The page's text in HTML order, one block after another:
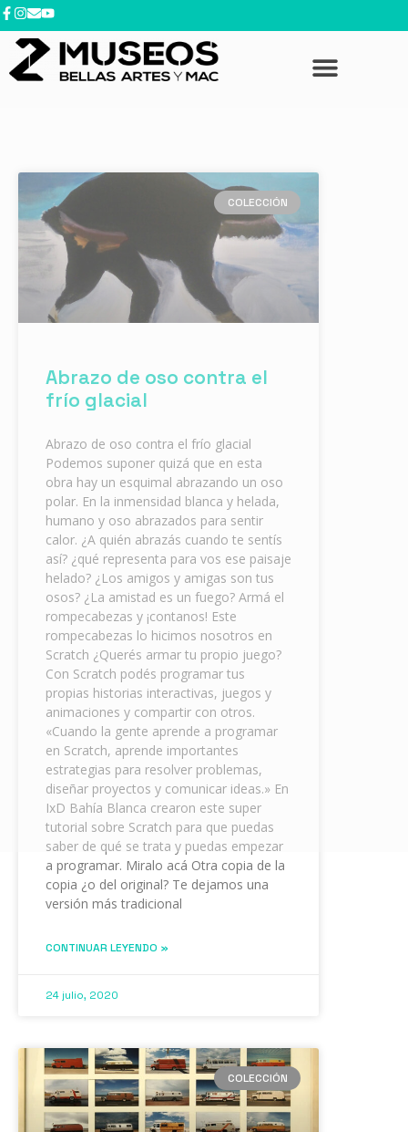
COLECCIÓN
Abrazo de oso contra el
frío glacial
Abrazo de oso contra el frío glacial
Podemos suponer quizá que en esta
obra hay un esquimal abrazando un oso
polar. En la inmensidad blanca y helada,
humano y oso abrazados para sentir
calor. ¿A quién abrazás cuando te sentís
así? ¿qué representa para vos ese paisaje
helado? ¿Los amigos y amigas son tus
osos? ¿La amistad es un fuego? Armá el
rompecabezas y ¡contanos! Este
rompecabezas lo hicimos nosotros en
Scratch ¿Querés armar tu propio juego?
Con Scratch podés programar tus
propias historias interactivas, juegos y
animaciones y compartir con otros.
«Cuando la gente aprende a programar
en Scratch, aprende importantes
estrategias para resolver problemas,
diseñar proyectos y comunicar ideas.» En
IxD Bahía Blanca crearon este super
tutorial sobre Scratch para que puedas
saber de qué se trata y puedas empezar
a programar. Miralo acá Otra copia de la
copia ¿o del original? Te dejamos una
versión más tradicional
CONTINUAR LEYENDO »
24 julio, 2020
COLECCIÓN